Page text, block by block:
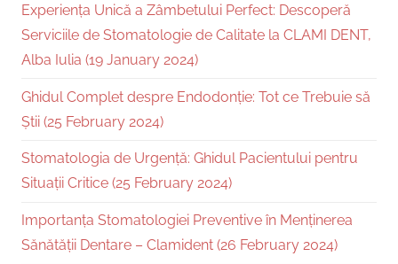
Experiența Unică a Zâmbetului Perfect: Descoperă
Serviciile de Stomatologie de Calitate la CLAMI DENT,
Alba Iulia (19 January 2024)
Ghidul Complet despre Endodonție: Tot ce Trebuie să
Știi (25 February 2024)
Stomatologia de Urgență: Ghidul Pacientului pentru
Situații Critice (25 February 2024)
Importanța Stomatologiei Preventive în Menținerea
Sănătății Dentare – Clamident (26 February 2024)